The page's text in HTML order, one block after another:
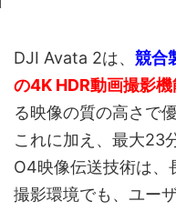
DJI Avata 2は、 競合
の4K HDR動画撮影機
る映像の質の高さで
これに加え、最大23
O4映像伝送技術は、
撮影環境でも、ユー